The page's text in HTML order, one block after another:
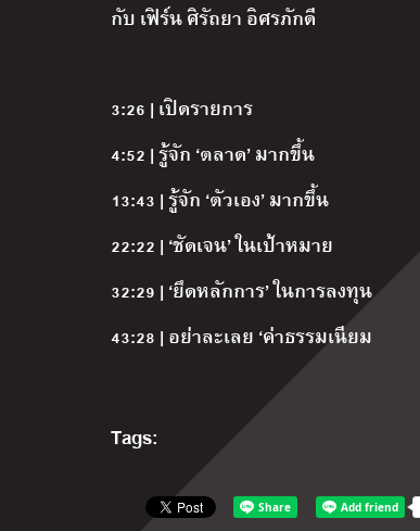
กับ เฟิร์น ศิรัถยา อิศรภักดี
3:26 | เปิดรายการ
4:52 | รู้จัก ‘ตลาด’ มากขึ้น
13:43 | รู้จัก ‘ตัวเอง’ มากขึ้น
22:22 | ‘ชัดเจน’ ในเป้าหมาย
32:29 | ‘ยึดหลักการ’ ในการลงทุน
43:28 | อย่าละเลย ‘ค่าธรรมเนียม
Tags: